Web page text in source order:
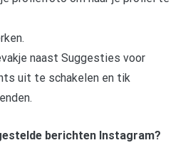
naast Suggesties voor
uit te schakelen en tik
berichten Instagram?